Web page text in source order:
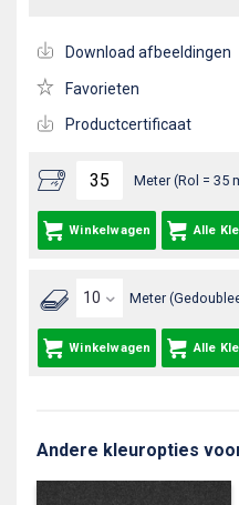
Meter (Rol = 35
Winkelwagen Alle
Meter
Winkelwagen Alle
Download afbeeldingen
Favorieten
Productcertificaat
Andere kleuropties